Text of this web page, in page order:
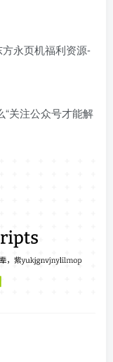
关注公众号才能解